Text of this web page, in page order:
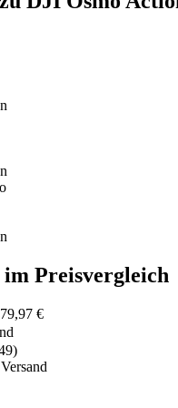
im Preisvergleich
€